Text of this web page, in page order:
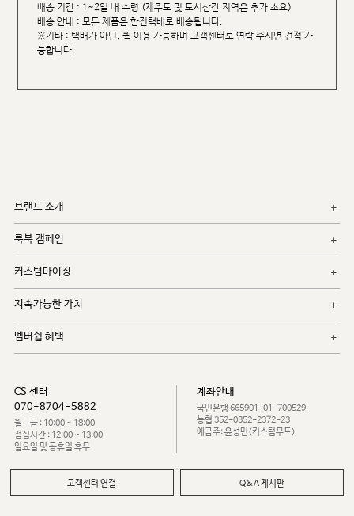
배송 기간 : 1~2일 내 수령 (제주도 및 도서산간 지역은 추가 소요)
배송 안내 : 모든 제품은 한진택배로 배송됩니다.
※기타 : 택배가 아닌, 퀵 이용 가능하며 고객센터로 연락 주시면 견적 가
능합니다.
브랜드 소개
룩북 캠페인
커스텀마이징
지속가능한 가치
멤버쉽 혜택
CS 센터
070-8704-5882
월 - 금 : 10:00 ~ 18:00
점심시간 : 12:00 ~ 13:00
일요일 및 공휴일 휴무
계좌안내
국민은행 665901-01-700529
농협 352-0352-2372-23
예금주: 윤성민(커스텀무드)
고객센터 연결 Q&A 게시판